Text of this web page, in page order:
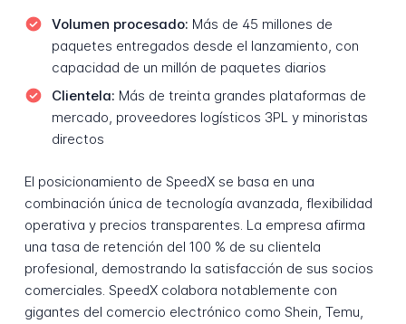
Volumen procesado: Más de 45 millones de
paquetes entregados desde el lanzamiento, con
capacidad de un millón de paquetes diarios
Clientela: Más de treinta grandes plataformas de
mercado, proveedores logísticos 3PL y minoristas
directos
El posicionamiento de SpeedX se basa en una
combinación única de tecnología avanzada, flexibilidad
operativa y precios transparentes. La empresa afirma
una tasa de retención del 100 % de su clientela
profesional, demostrando la satisfacción de sus socios
comerciales. SpeedX colabora notablemente con
gigantes del comercio electrónico como Shein, Temu,